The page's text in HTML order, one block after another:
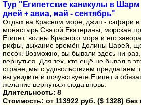
Тур "Египетские каникулы в
дней + авиа, май - сентябрь"
Отдых на Красном море, джип - сафари в
монастырь Святой Екатерины, морская
Египет: волны Красного моря и его
рифы, дыхание времён Долины Царей,
песок. Возможно, вы бывали здесь ни
вернуться. Для тех, кто ещё не бывал в
стране, мы с удовольствием предлагаем
вы увидите и почувствуете Египет и
желание вернуться сюда вновь.
Длительность: 8
Стоимость: от 113922 руб. ($ 1328) без